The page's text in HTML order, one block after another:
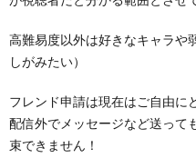
高難易度以外は好きなキャラや
しがみたい）
フレンド申請は現在はご自由に
配信外でメッセージなど送って
束できません！